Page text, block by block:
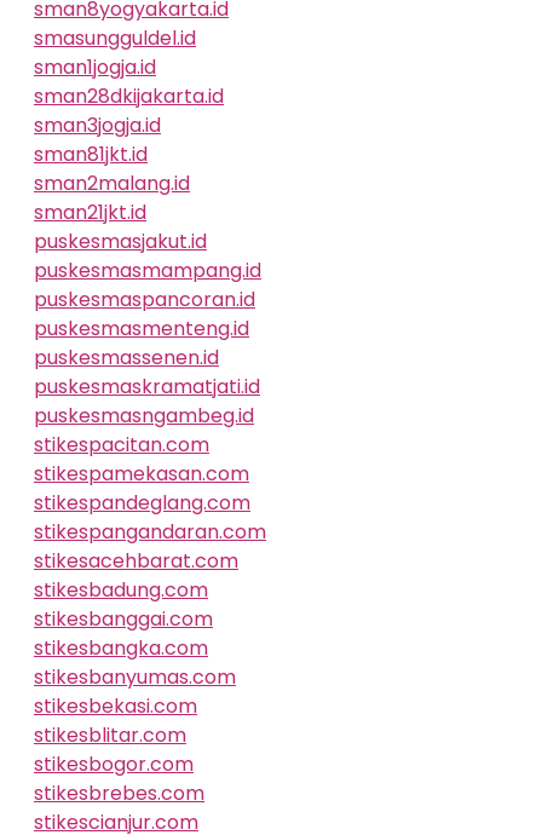
sman8yogyakarta.id
smasungguldel.id
sman1jogja.id
sman28dkijakarta.id
sman3jogja.id
sman81jkt.id
sman2malang.id
sman21jkt.id
puskesmasjakut.id
puskesmasmampang.id
puskesmaspancoran.id
puskesmasmenteng.id
puskesmassenen.id
puskesmaskramatjati.id
puskesmasngambeg.id
stikespacitan.com
stikespamekasan.com
stikespandeglang.com
stikespangandaran.com
stikesacehbarat.com
stikesbadung.com
stikesbanggai.com
stikesbangka.com
stikesbanyumas.com
stikesbekasi.com
stikesblitar.com
stikesbogor.com
stikesbrebes.com
stikescianjur.com